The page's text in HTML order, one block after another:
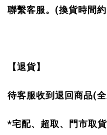
聯繫客服。 (換貨時間
【退貨】
待客服收到退回商品(
*宅配、超取、門市取